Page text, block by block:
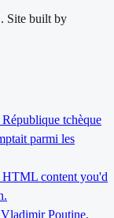
Site built by
tchèque
parmi les
HTML content you'd
Poutine,